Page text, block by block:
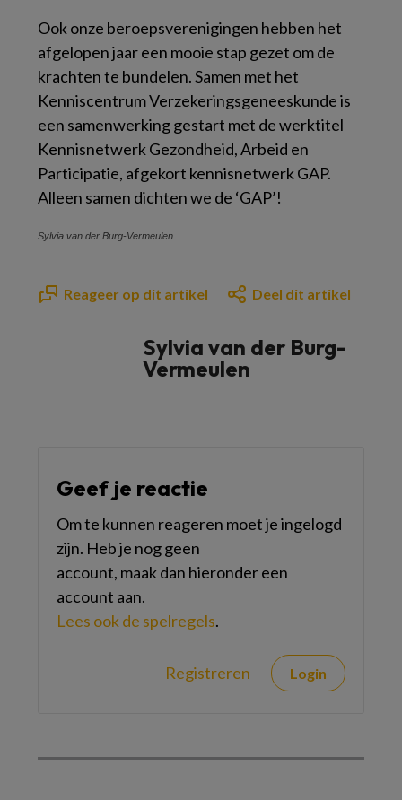
Ook onze beroepsverenigingen hebben het
afgelopen jaar een mooie stap gezet om de
krachten te bundelen. Samen met het
Kenniscentrum Verzekeringsgeneeskunde is
een samenwerking gestart met de werktitel
Kennisnetwerk Gezondheid, Arbeid en
Participatie, afgekort kennisnetwerk GAP.
Alleen samen dichten we de ‘GAP’!
Sylvia van der Burg-Vermeulen
Reageer op dit artikel Deel dit artikel
Sylvia van der Burg-
Vermeulen
Geef je reactie
Om te kunnen reageren moet je ingelogd
zijn. Heb je nog geen
account, maak dan hieronder een
account aan.
Lees ook de spelregels.
Registreren Login